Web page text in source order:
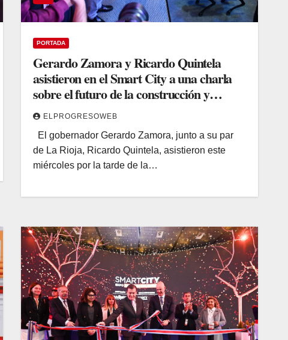
PORTADA
Gerardo Zamora y Ricardo Quintela
asistieron en el Smart City a una charla
sobre el futuro de la construcción y
recorrieron la Expo
ELPROGRESOWEB
El gobernador Gerardo Zamora, junto a su par
de La Rioja, Ricardo Quintela, asistieron este
miércoles por la tarde de la…